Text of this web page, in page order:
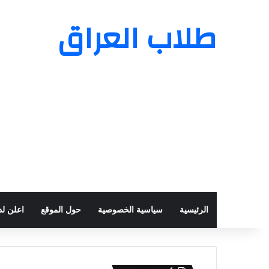
طلاب العراق
الرئيسية سياسية الخصوصية حول الموقع اعلن